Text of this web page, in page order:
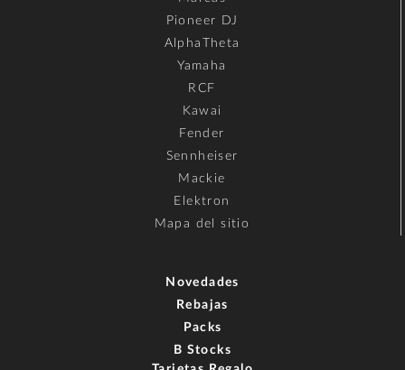
Pioneer DJ
AlphaTheta
Yamaha
RCF
Kawai
Fender
Sennheiser
Mackie
Elektron
Mapa del sitio
Novedades
Rebajas
Packs
B Stocks